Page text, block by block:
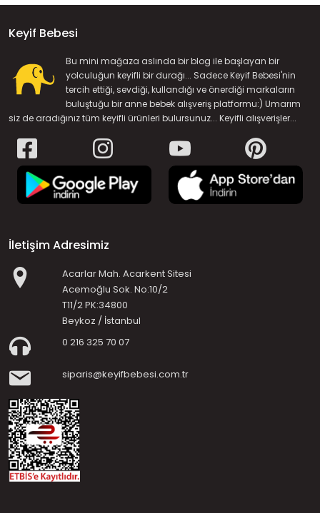
Keyif Bebesi
Bu mini mağaza aslında bir blog ile başlayan bir
yolculuğun keyifli bir durağı... Sadece Keyif Bebesi'nin
tercih ettiği, sevdiği, kullandığı ve önerdiği markaların
buluştuğu bir anne bebek alışveriş platformu:) Umarım
siz de aradığınız tüm keyifli ürünleri bulursunuz... Keyifli alışverişler...
İletişim Adresimiz
Acarlar Mah. Acarkent Sitesi
Acemoğlu Sok. No:10/2
T11/2 PK:34800
Beykoz / İstanbul
0 216 325 70 07
siparis@keyifbebesi.com.tr